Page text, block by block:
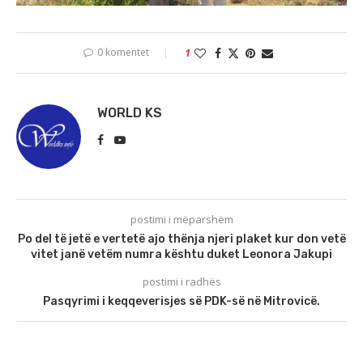
0 komentet 1
WORLD KS
postimi i mëparshëm
Po del të jetë e vertetë ajo thënja njeri plaket kur don vetë
vitet janë vetëm numra kështu duket Leonora Jakupi
postimi i radhës
Pasqyrimi i keqqeverisjes së PDK-së në Mitrovicë.